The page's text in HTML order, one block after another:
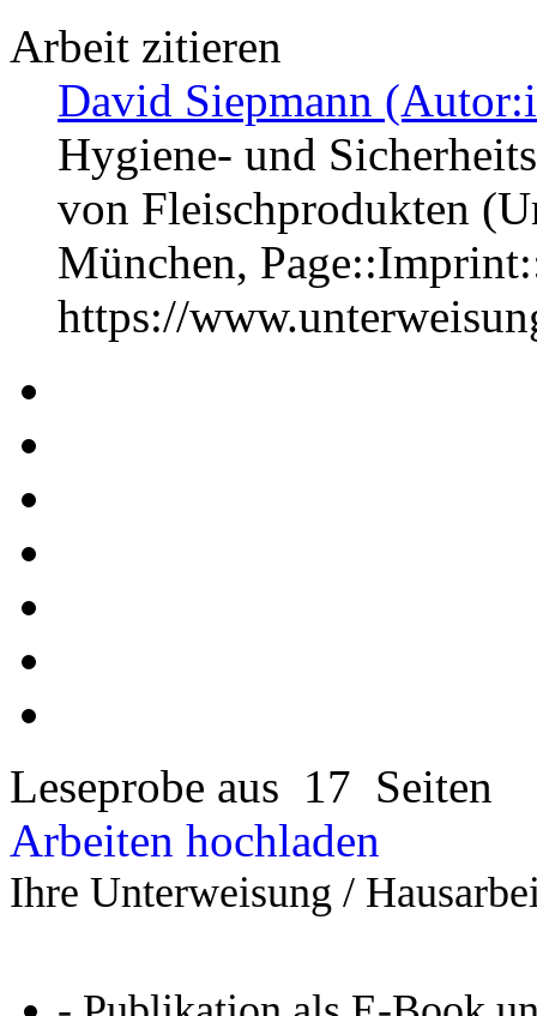
Arbeit zitieren
David Siepmann
Hygiene- und
von Fleischprodukten
München,
https://
Leseprobe aus 17 Seiten
Arbeiten hochladen
Ihre Unterweisung /